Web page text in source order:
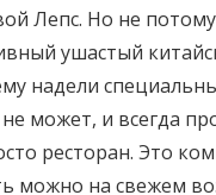
Лепс. Но не
ушастый
надели
может, и всегда
ресторан. Это
можно на свежем